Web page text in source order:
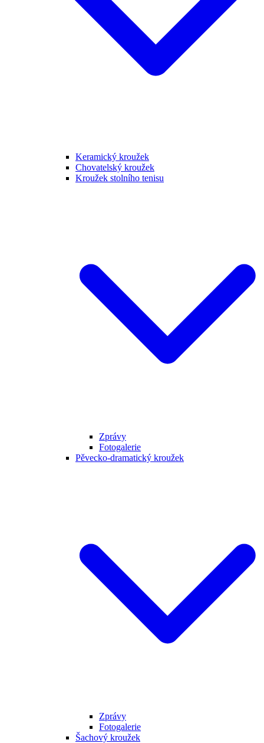
Keramický kroužek
Chovatelský kroužek
Kroužek stolního tenisu
Zprávy
Fotogalerie
Pěvecko-dramatický kroužek
Zprávy
Fotogalerie
Šachový kroužek